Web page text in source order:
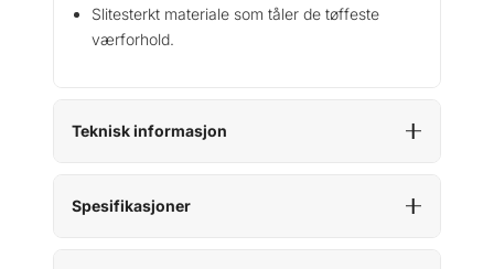
Slitesterkt materiale som tåler de tøffeste
værforhold.
Teknisk informasjon
Spesifikasjoner